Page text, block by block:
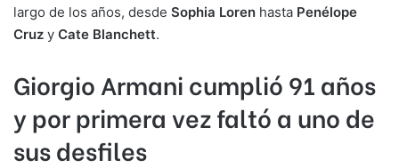
largo de los años, desde Sophia Loren hasta Penélope
Cruz y Cate Blanchett.
Giorgio Armani cumplió 91 años
y por primera vez faltó a uno de
sus desfiles